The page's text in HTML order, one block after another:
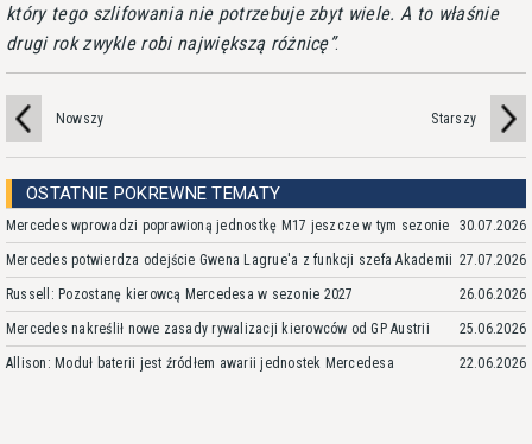
który tego szlifowania nie potrzebuje zbyt wiele. A to właśnie
drugi rok zwykle robi największą różnicę .
Nowszy Starszy
OSTATNIE POKREWNE TEMATY
Mercedes wprowadzi poprawioną jednostkę M17 jeszcze w tym sezonie 30.07.2026
Mercedes potwierdza odejście Gwena Lagrue'a z funkcji szefa Akademii 27.07.2026
Russell: Pozostanę kierowcą Mercedesa w sezonie 2027 26.06.2026
Mercedes nakreślił nowe zasady rywalizacji kierowców od GP Austrii 25.06.2026
Allison: Moduł baterii jest źródłem awarii jednostek Mercedesa 22.06.2026